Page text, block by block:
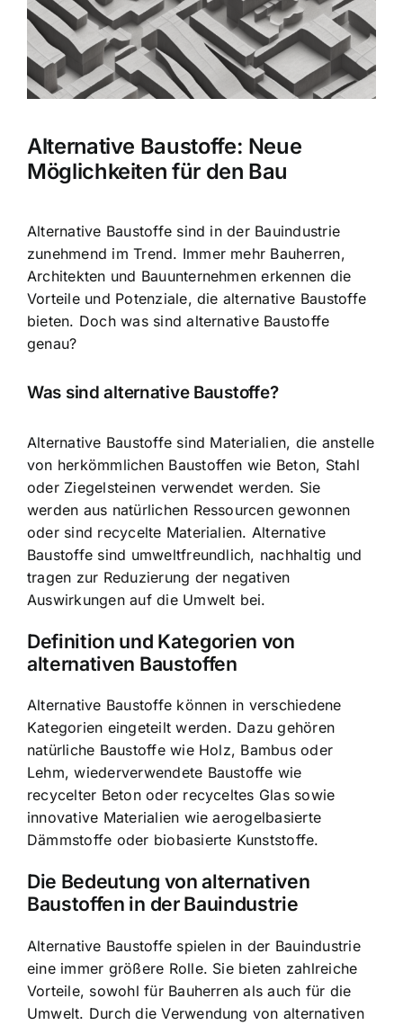
Alternative Baustoffe: Neue
Möglichkeiten für den Bau
Alternative Baustoffe sind in der Bauindustrie
zunehmend im Trend. Immer mehr Bauherren,
Architekten und Bauunternehmen erkennen die
Vorteile und Potenziale, die alternative Baustoffe
bieten. Doch was sind alternative Baustoffe
genau?
Was sind alternative Baustoffe?
Alternative Baustoffe sind Materialien, die anstelle
von herkömmlichen Baustoffen wie Beton, Stahl
oder Ziegelsteinen verwendet werden. Sie
werden aus natürlichen Ressourcen gewonnen
oder sind recycelte Materialien. Alternative
Baustoffe sind umweltfreundlich, nachhaltig und
tragen zur Reduzierung der negativen
Auswirkungen auf die Umwelt bei.
Definition und Kategorien von
alternativen Baustoffen
Alternative Baustoffe können in verschiedene
Kategorien eingeteilt werden. Dazu gehören
natürliche Baustoffe wie Holz, Bambus oder
Lehm, wiederverwendete Baustoffe wie
recycelter Beton oder recyceltes Glas sowie
innovative Materialien wie aerogelbasierte
Dämmstoffe oder biobasierte Kunststoffe.
Die Bedeutung von alternativen
Baustoffen in der Bauindustrie
Alternative Baustoffe spielen in der Bauindustrie
eine immer größere Rolle. Sie bieten zahlreiche
Vorteile, sowohl für Bauherren als auch für die
Umwelt. Durch die Verwendung von alternativen